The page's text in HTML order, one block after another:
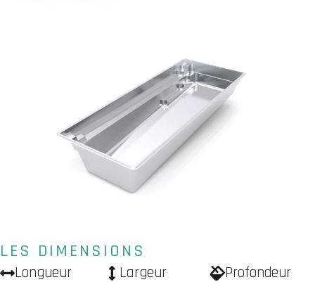
LES DIMENSIONS
Longueur Largeur
Profondeur